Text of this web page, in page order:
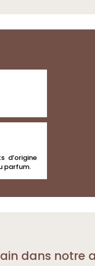
d’origine
parfum.
dans notre